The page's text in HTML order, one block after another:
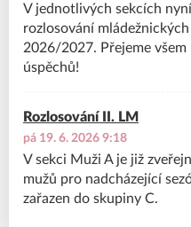
V jednotlivých sekcích
rozlosování
2026/2027. Přejeme
úspěchů!
pá 19. 6. 2026 9:18
Rozlosování II. LM
V sekci Muži A je již
mužů pro nadcházející
zařazen do skupiny C.